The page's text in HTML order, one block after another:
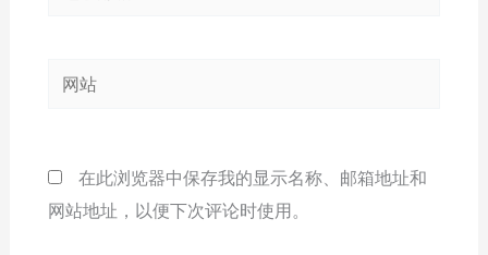
箱
网
在此浏览器中保存我的显示名称、邮箱地址和
网站地址，以便下次评论时使用。